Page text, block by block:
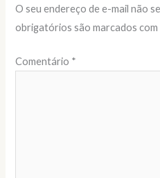
O seu endereço de e-mail não
obrigatórios são marcados com
Comentário *